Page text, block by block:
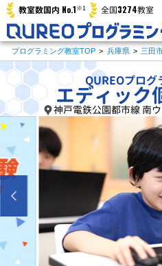
教室数国内 No.1※1 全国3274教室
プログラミング教室TOP > 兵庫県 > 三田
QUREOプログ
エディック
神戸電鉄公園都市線 南